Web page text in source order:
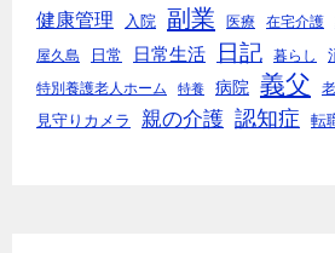
健康管理 入院 副業 医療 在宅介護
屋久島 日常 日常生活 日記 暮らし
特別養護老人ホーム 特養 病院 義父
見守りカメラ 親の介護 認知症 転